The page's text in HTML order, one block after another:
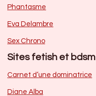
Phantasme
Eva Delambre
Sex Chrono
Sites fetish et bdsm
Carnet d’une dominatrice
Diane Alba